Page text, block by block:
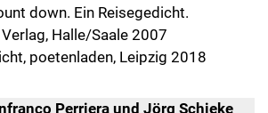
down. Ein Reisegedicht.
Halle/Saale 2007
poetenladen, Leipzig 2018
Perriera und Jörg Schieke